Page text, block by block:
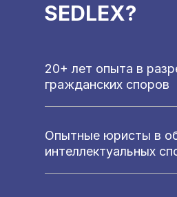
SEDLEX?
20+ лет опыта в
гражданских споров
Опытные юристы в
интеллектуальных